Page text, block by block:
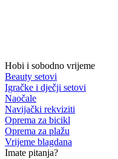
Hobi i sobodno vrijeme
Beauty setovi
Igračke i dječji setovi
Naočale
Navijački rekviziti
Oprema za bicikl
Oprema za plažu
Vrijeme blagdana
Imate pitanja?